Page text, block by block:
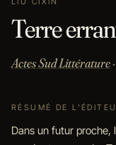
Terre
Actes Sud Littérature
RÉSUMÉ DE
Dans un futur proche,